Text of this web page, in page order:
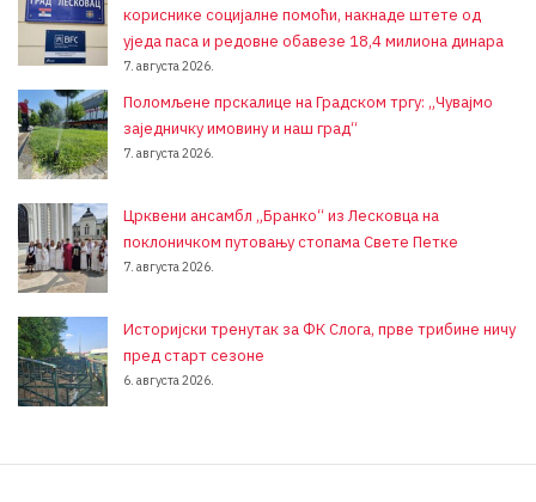
кориснике социјалне помоћи, накнаде штете од
уједа паса и редовне обавезе 18,4 милиона динара
7. августа 2026.
Поломљене прскалице на Градском тргу: „Чувајмо
заједничку имовину и наш град“
7. августа 2026.
Црквени ансамбл „Бранко“ из Лесковца на
поклоничком путовању стопама Свете Петке
7. августа 2026.
Историјски тренутак за ФК Слога, прве трибине ничу
пред старт сезоне
6. августа 2026.